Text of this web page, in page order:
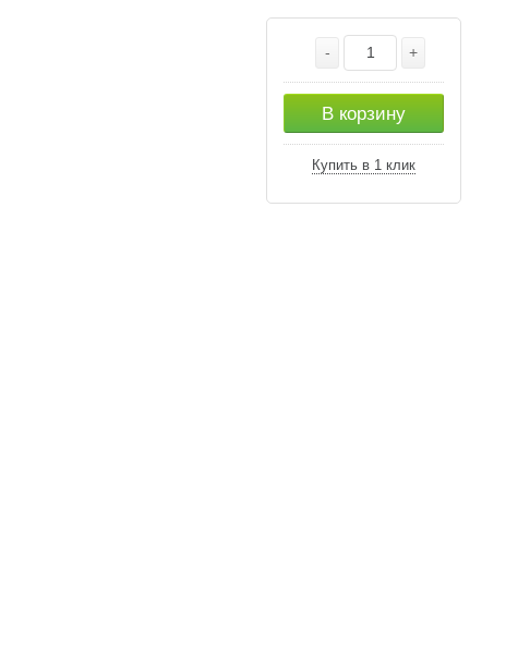
- +
В корзину
Купить в 1 клик